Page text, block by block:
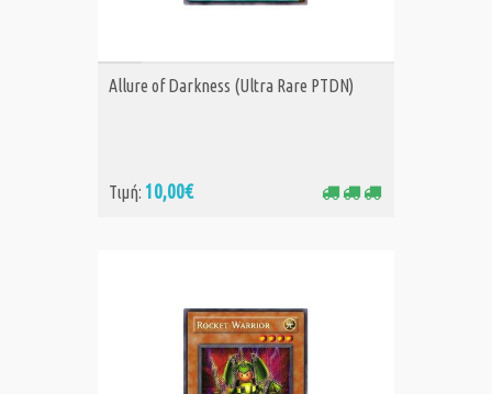
ΑΓΟΡΑ
Allure of Darkness (Ultra Rare PTDN)
Τιμή: 10,00€